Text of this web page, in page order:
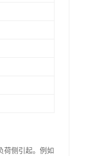
荷侧引起。例如